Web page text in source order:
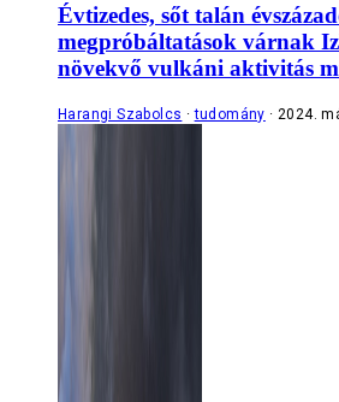
Évtizedes, sőt talán
megpróbáltatások várnak
növekvő vulkáni aktivitás
Harangi Szabolcs tudomány 2024.